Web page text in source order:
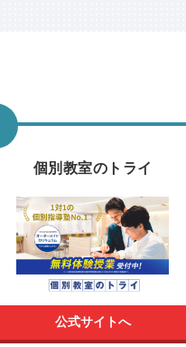
個別教室のトライ
公式サイトへ